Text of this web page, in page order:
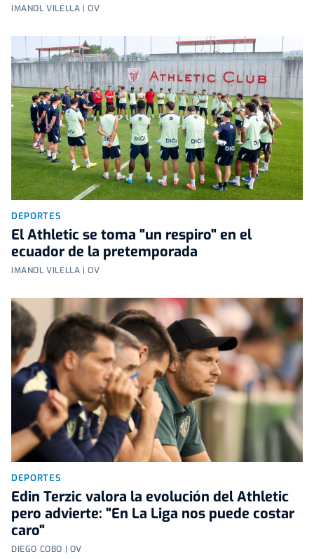
IMANOL VILELLA | OV
DEPORTES
El Athletic se toma "un respiro" en el
ecuador de la pretemporada
IMANOL VILELLA | OV
DEPORTES
Edin Terzic valora la evolución del Athletic
pero advierte: "En La Liga nos puede costar
caro"
DIEGO COBO | OV